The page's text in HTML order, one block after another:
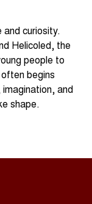
curiosity.
Helicoled, the
people to
begins
and
shape.